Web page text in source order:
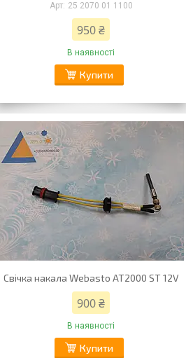
25 2070 01 1100
950 ₴
В наявності
Купити
Свічка накала Webasto AT2000 ST 12V
900 ₴
В наявності
Купити